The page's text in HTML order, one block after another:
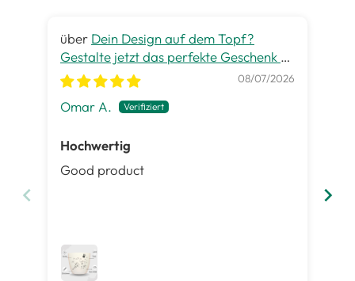
Dein Design auf dem Topf?
Gestalte jetzt das perfekte Geschenk zu
jedem Anlass
08/07/2026
Omar A.
Hochwertig
Good product